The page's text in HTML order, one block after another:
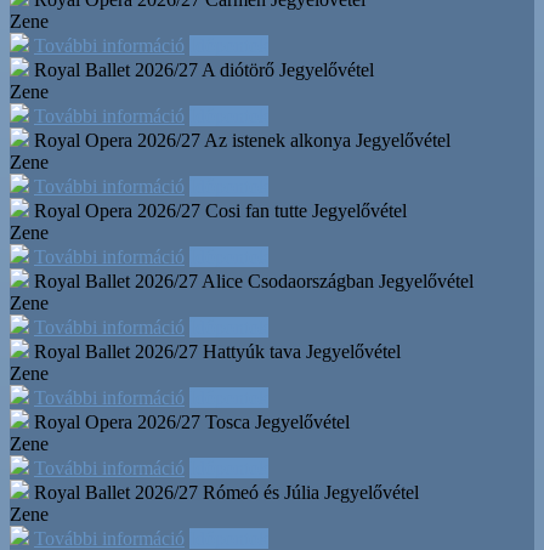
Zene
További információ
Royal Ballet 2026/27 A diótörő Jegyelővétel
Zene
További információ
Royal Opera 2026/27 Az istenek alkonya Jegyelővétel
Zene
További információ
Royal Opera 2026/27 Cosi fan tutte Jegyelővétel
Zene
További információ
Royal Ballet 2026/27 Alice Csodaországban Jegyelővétel
Zene
További információ
Royal Ballet 2026/27 Hattyúk tava Jegyelővétel
Zene
További információ
Royal Opera 2026/27 Tosca Jegyelővétel
Zene
További információ
Royal Ballet 2026/27 Rómeó és Júlia Jegyelővétel
Zene
További információ